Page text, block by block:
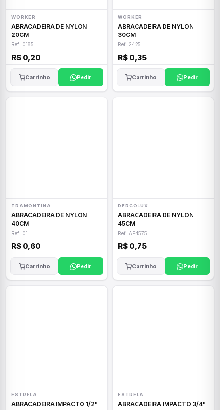
WORKER
ABRACADEIRA DE NYLON
20CM
Ref: 0185
R$ 0,20
Carrinho Pedir
WORKER
ABRACADEIRA DE NYLON
30CM
Ref: 2425
R$ 0,35
Carrinho Pedir
TRAMONTINA
ABRACADEIRA DE NYLON
40CM
Ref: 01
R$ 0,60
Carrinho Pedir
DERCOLUX
ABRACADEIRA DE NYLON
45CM
Ref: AP4575
R$ 0,75
Carrinho Pedir
ESTRELA
ABRACADEIRA IMPACTO 1/2"
ESTRELA
ABRACADEIRA IMPACTO 3/4"